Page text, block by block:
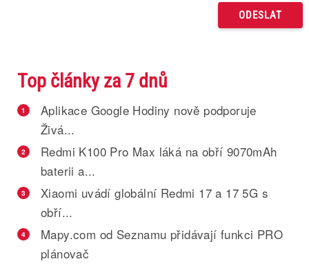
Top články za 7 dnů
1
Aplikace Google Hodiny nově podporuje
Živá...
2
Redmi K100 Pro Max láká na obří 9070mAh
baterii a...
3
Xiaomi uvádí globální Redmi 17 a 17 5G s
obří...
4
Mapy.com od Seznamu přidávají funkci PRO
plánovač